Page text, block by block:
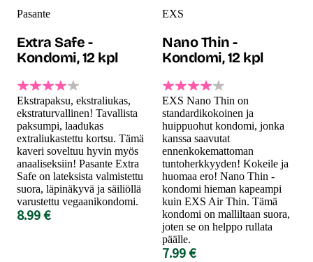
Pasante
Extra Safe -
Kondomi, 12 kpl
Ekstrapaksu, ekstraliukas,
ekstraturvallinen! Tavallista
paksumpi, laadukas
extraliukastettu kortsu. Tämä
kaveri soveltuu hyvin myös
anaaliseksiin! Pasante Extra
Safe on lateksista valmistettu
suora, läpinäkyvä ja säiliöllä
varustettu vegaanikondomi.
8.99 €
EXS
Nano Thin -
Kondomi, 12 kpl
EXS Nano Thin on
standardikokoinen ja
huippuohut kondomi, jonka
kanssa saavutat
ennenkokemattoman
tuntoherkkyyden! Kokeile ja
huomaa ero! Nano Thin -
kondomi hieman kapeampi
kuin EXS Air Thin. Tämä
kondomi on malliltaan suora,
joten se on helppo rullata
päälle.
7.99 €